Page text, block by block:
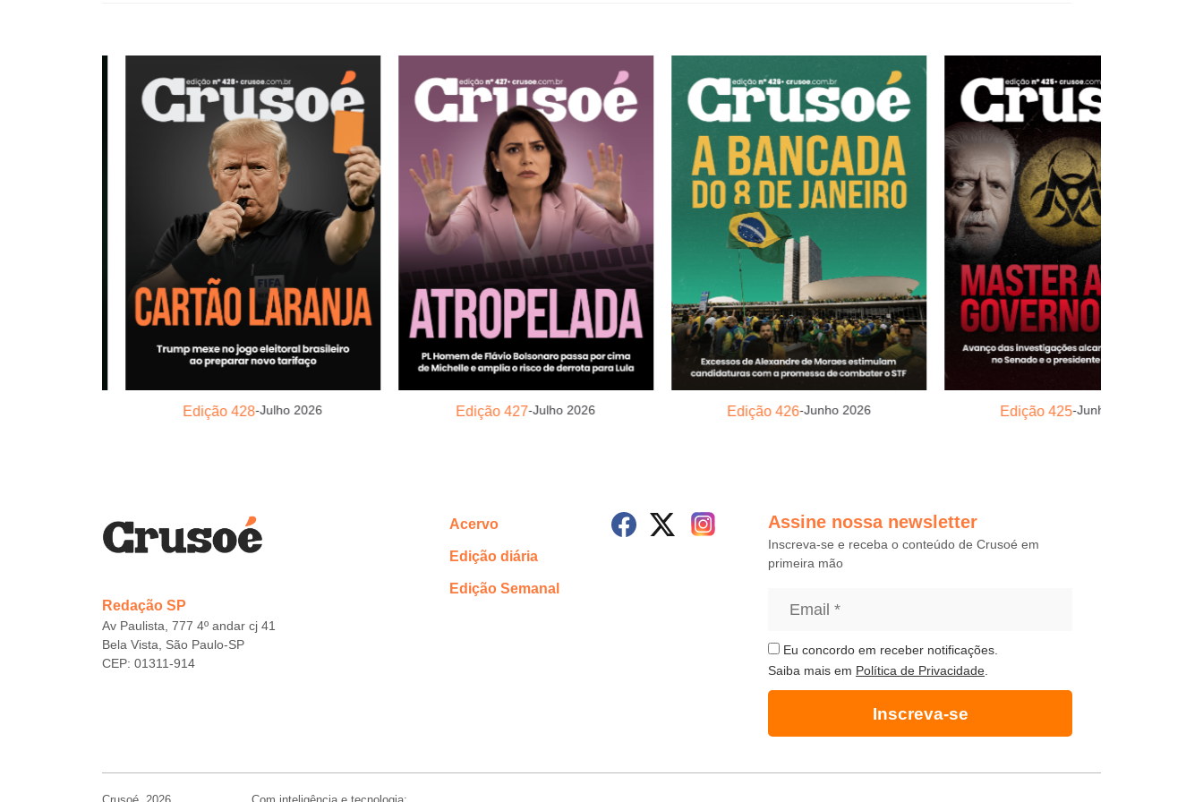
Edição 428-Julho 2026 Edição 427-Julho 2026 Edição 426-Junho 2026 Edição 425-Junho 2026
Redação SP
Av Paulista, 777 4º andar cj 41
Bela Vista, São Paulo-SP
CEP: 01311-914
Acervo
Edição diária
Edição Semanal
Assine nossa newsletter
Inscreva-se e receba o conteúdo de Crusoé em
primeira mão
Eu concordo em receber notificações.
Saiba mais em Política de Privacidade
Inscreva-se